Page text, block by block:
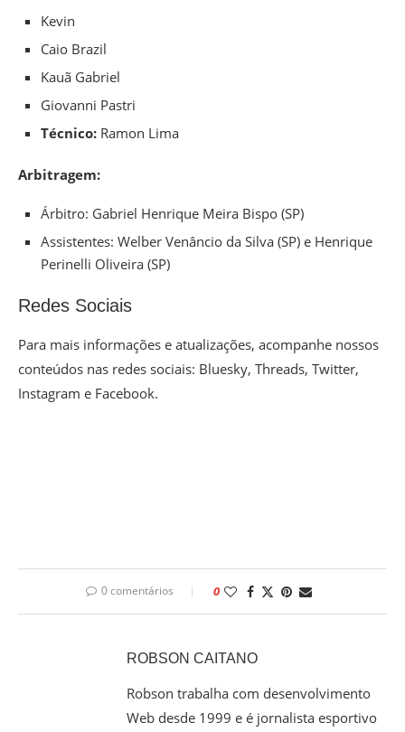
Kevin
Caio Brazil
Kauã Gabriel
Giovanni Pastri
Técnico: Ramon Lima
Arbitragem:
Árbitro: Gabriel Henrique Meira Bispo (SP)
Assistentes: Welber Venâncio da Silva (SP) e Henrique
Perinelli Oliveira (SP)
Redes Sociais
Para mais informações e atualizações, acompanhe nossos
conteúdos nas redes sociais: Bluesky, Threads, Twitter,
Instagram e Facebook.
0 comentários 0
ROBSON CAITANO
Robson trabalha com desenvolvimento
Web desde 1999 e é jornalista esportivo